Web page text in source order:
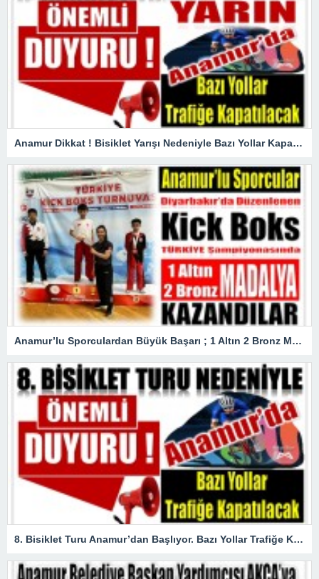
Anamur Dikkat ! Bisiklet Yarışı Nedeniyle Bazı Yollar Kapanacak
Anamur’lu Sporculardan Büyük Başarı ; 1 Altın 2 Bronz Madalya Kazandılar
8. Bisiklet Turu Anamur’dan Başlıyor. Bazı Yollar Trafiğe Kapatılacak